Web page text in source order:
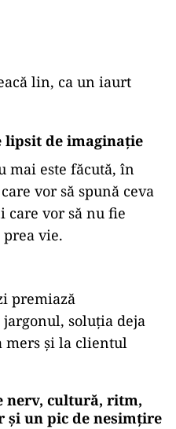
lin, ca un iaurt
lipsit de imaginație
mai este făcută, în
vor să spună ceva
care vor să nu fie
vie.
premiază
soluția deja
mers și la clientul
nerv, cultură, ritm,
și un pic de nesimțire